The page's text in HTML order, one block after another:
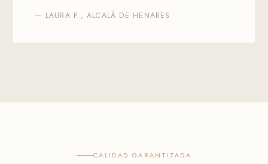
— LAURA P., ALCALÁ DE HENARES
CALIDAD GARANTIZADA